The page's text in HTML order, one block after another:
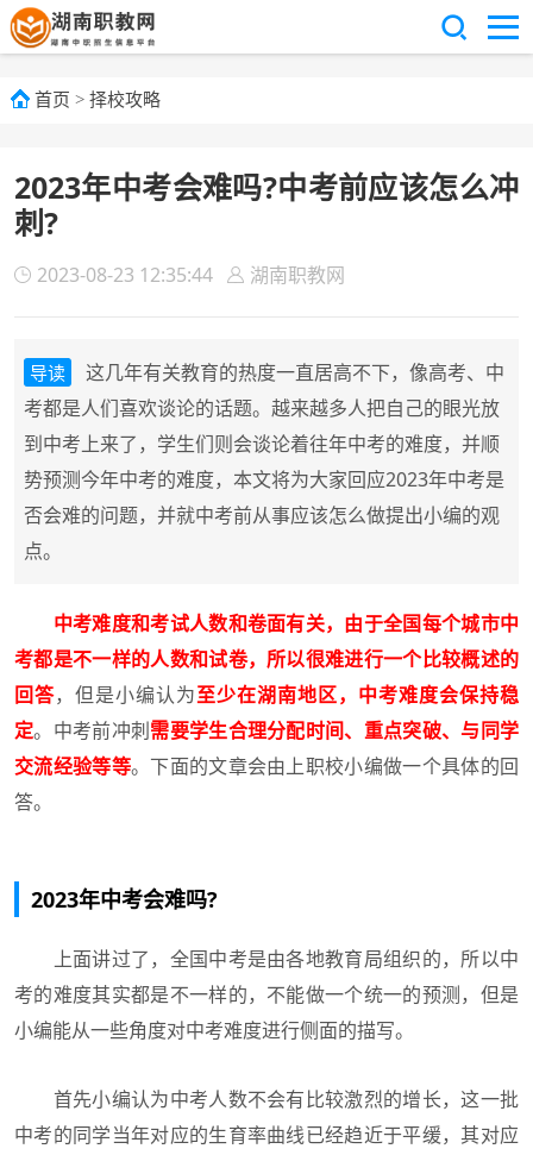
首页 > 择校攻略
2023年中考会难吗?中考前应该怎么冲
刺?
2023-08-23 12:35:44 湖南职教网
导读
这几年有关教育的热度一直居高不下，像高考、中
考都是人们喜欢谈论的话题。越来越多人把自己的眼光放
到中考上来了，学生们则会谈论着往年中考的难度，并顺
势预测今年中考的难度，本文将为大家回应2023年中考是
否会难的问题，并就中考前从事应该怎么做提出小编的观
点。
中考难度和考试人数和卷面有关，由于全国每个城市中
考都是不一样的人数和试卷，所以很难进行一个比较概述的
回答，但是小编认为至少在湖南地区，中考难度会保持稳
定。中考前冲刺需要学生合理分配时间、重点突破、与同学
交流经验等等。下面的文章会由上职校小编做一个具体的回
答。
2023年中考会难吗?
上面讲过了，全国中考是由各地教育局组织的，所以中
考的难度其实都是不一样的，不能做一个统一的预测，但是
小编能从一些角度对中考难度进行侧面的描写。
首先小编认为中考人数不会有比较激烈的增长，这一批
中考的同学当年对应的生育率曲线已经趋近于平缓，其对应